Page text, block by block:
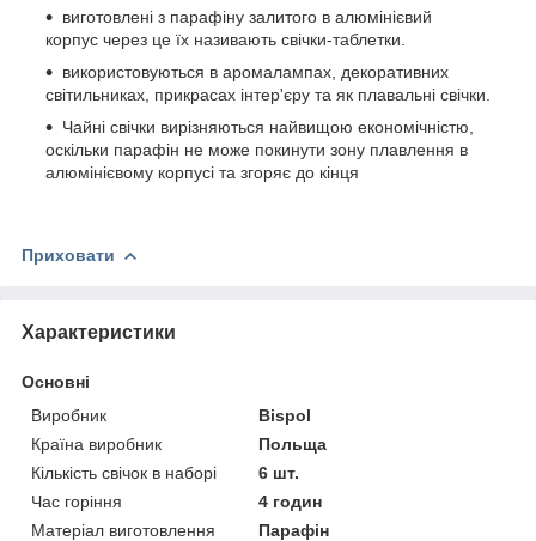
виготовлені з парафіну залитого в алюмінієвий
корпус через це їх називають свічки-таблетки.
використовуються в аромалампах, декоративних
світильниках, прикрасах інтер'єру та як плавальні свічки.
Чайні свічки вирізняються найвищою економічністю,
оскільки парафін не може покинути зону плавлення в
алюмінієвому корпусі та згоряє до кінця
Приховати
Характеристики
Основні
Виробник
Bispol
Країна виробник
Польща
Кількість свічок в наборі
6 шт.
Час горіння
4 годин
Матеріал виготовлення
Парафін